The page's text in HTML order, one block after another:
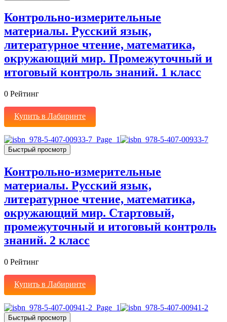
Контрольно-измерительные
материалы. Русский язык,
литературное чтение, математика,
окружающий мир. Промежуточный и
итоговый контроль знаний. 1 класс
0 Рейтинг
Купить в Лабиринте
Быстрый просмотр
Контрольно-измерительные
материалы. Русский язык,
литературное чтение, математика,
окружающий мир. Стартовый,
промежуточный и итоговый контроль
знаний. 2 класс
0 Рейтинг
Купить в Лабиринте
Быстрый просмотр